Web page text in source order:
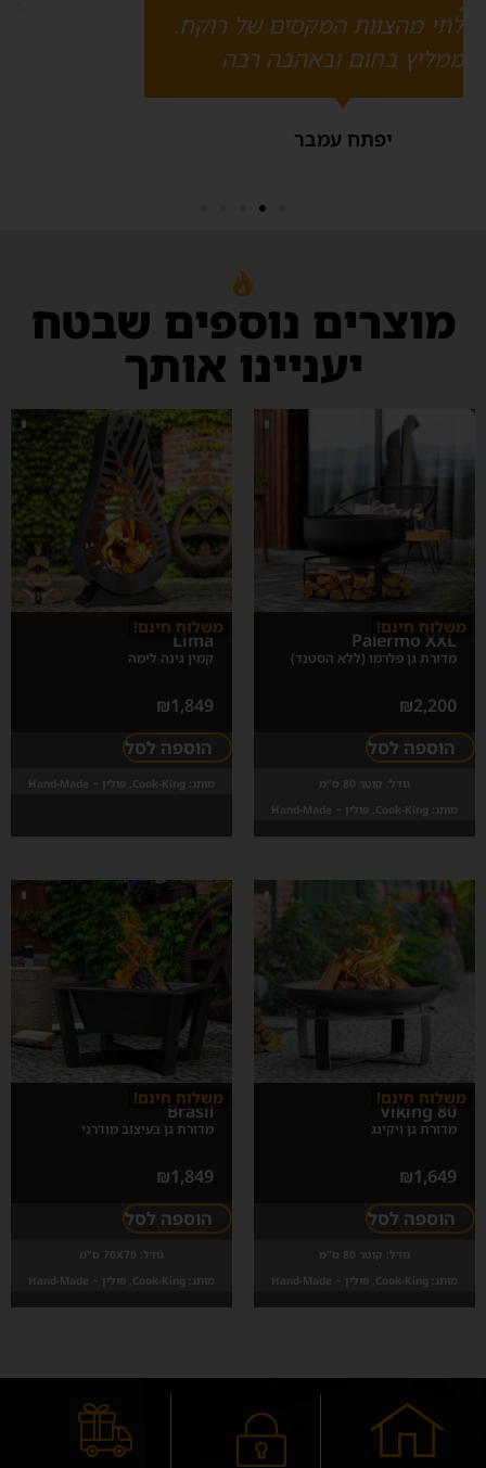
בן יגר
מוצרים נוספים שבטח
יעניינו אותך
משלוח חינם!
Palermo XXL
מדורת גן פלרמו (ללא הסטנד)
₪2,200
הוספה לסל
גודל: קוטר 80 ס"מ
מותג: Cook-King, פולין ~ Hand-Made
משלוח חינם!
Lima
קמין גינה לימה
₪1,849
הוספה לסל
מותג: Cook-King, פולין ~ Hand-Made
משלוח חינם!
Viking 80
מדורת גן ויקינג
₪1,649
הוספה לסל
גודל: קוטר 80 ס"מ
מותג: Cook-King, פולין ~ Hand-Made
משלוח חינם!
Brasil
מדורת גן בעיצוב מודרני
₪1,849
הוספה לסל
גודל: 70X70 ס"מ
מותג: Cook-King, פולין ~ Hand-Made